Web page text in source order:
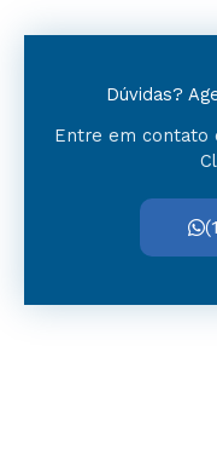
Dúvidas?
Entre em contato